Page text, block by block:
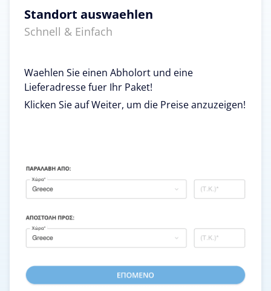
Standort auswaehlen
Schnell & Einfach
Waehlen Sie einen Abholort und eine
Lieferadresse fuer Ihr Paket!
Klicken Sie auf Weiter, um die Preise anzuzeigen!